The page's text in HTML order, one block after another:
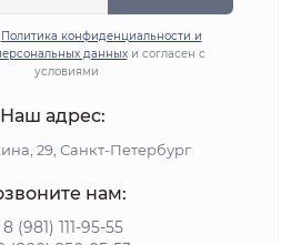
Политика конфиденциальности и
данныхи согласен с
условиями
Наш адрес:
29, Санкт-Петербург
нам:
8 (981) 111-95-55